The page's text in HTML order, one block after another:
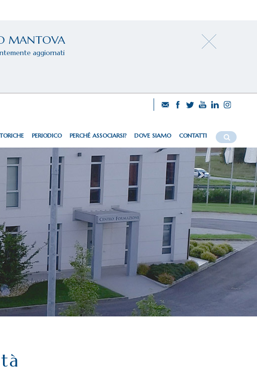
MANTOVA
aggiornati
PERIODICO PERCHÉ ASSOCIARSI? DOVE SIAMO CONTATTI